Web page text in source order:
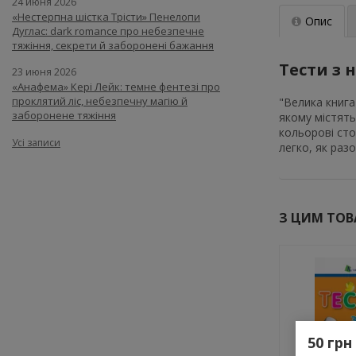
Опис
Тести з
"Велика
якому
кольорові
легко, як
для
для
кешбек».
покупку
З ЦИМ
«Нестерпна шістка Трісти» Пенелопи
Дуглас: dark romance про небезпечне
тяжіння, секрети й заборонені бажання
23 июня 2026
«Анафема» Кері Лейк: темне фентезі про
проклятий ліс, небезпечну магію й
заборонене тяжіння
Усі записи
50